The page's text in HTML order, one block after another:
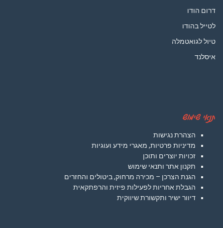
דרום הודו
לטייל בהודו
טיול לגואטמלה
איסלנד
תנאי שימוש
הצהרת נגישות
מדיניות פרטיות, מאגרי מידע ועוגיות
זכויות יוצרים ותוכן
תקנון אתר ותנאי שימוש
הגנת הצרכן – מכירה מרחוק, ביטולים והחזרים
הגבלת אחריות לפעילות פיזית והרפתקאית
דיוור ישיר ותקשורת שיווקית